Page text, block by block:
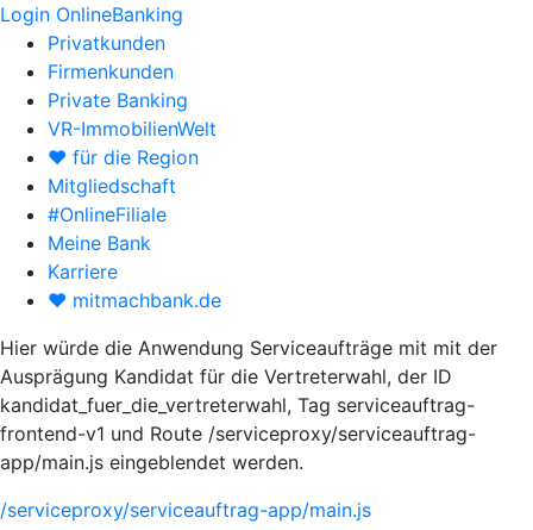
Login OnlineBanking
Privatkunden
Firmenkunden
Private Banking
VR-ImmobilienWelt
♥ für die Region
Mitgliedschaft
#OnlineFiliale
Meine Bank
Karriere
♥ mitmachbank.de
Hier würde die Anwendung Serviceaufträge mit mit der
Ausprägung Kandidat für die Vertreterwahl, der ID
kandidat_fuer_die_vertreterwahl, Tag serviceauftrag-
frontend-v1 und Route /serviceproxy/serviceauftrag-
app/main.js eingeblendet werden.
/serviceproxy/serviceauftrag-app/main.js